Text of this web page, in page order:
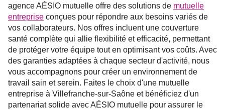
agence AÉSIO mutuelle offre des solutions de mutuelle
entreprise conçues pour répondre aux besoins variés de
vos collaborateurs. Nos offres incluent une couverture
santé complète qui allie flexibilité et efficacité, permettant
de protéger votre équipe tout en optimisant vos coûts. Avec
des garanties adaptées à chaque secteur d'activité, nous
vous accompagnons pour créer un environnement de
travail sain et serein. Faites le choix d'une mutuelle
entreprise à Villefranche-sur-Saône et bénéficiez d'un
partenariat solide avec AÉSIO mutuelle pour assurer le